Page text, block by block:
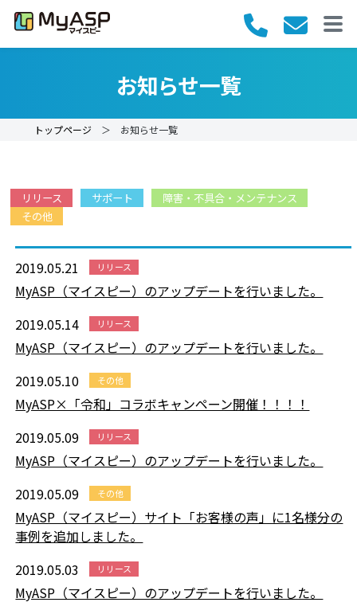
お知らせ一覧
トップページ ＞ お知らせ一覧
リリース サポート
障害・不具合・メンテナンス
その他
2019.05.21 リリース
MyASP（マイスピー）のアップデートを行いました。
2019.05.14
リリース
MyASP（マイスピー）のアップデートを行いました。
2019.05.10
その他
MyASP×「令和」コラボキャンペーン開催！！！！
2019.05.09
リリース
MyASP（マイスピー）のアップデートを行いました。
2019.05.09
その他
MyASP（マイスピー）サイト「お客様の声」に1名様分の
事例を追加しました。
2019.05.03
リリース
MyASP（マイスピー）のアップデートを行いました。